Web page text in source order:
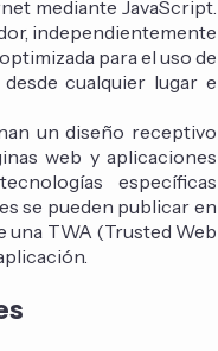
mediante JavaScript.
independientemente
para el uso de
cualquier lugar e
un diseño receptivo
web y aplicaciones
específicas
se pueden publicar en
una TWA (Trusted Web